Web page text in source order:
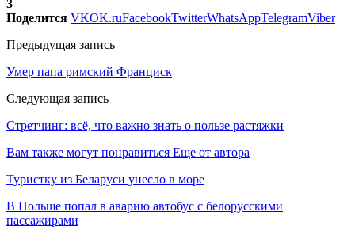
3
Поделится VKOK.ruFacebookTwitterWhatsAppTelegramViber
Предыдущая запись
Умер папа римский Франциск
Следующая запись
Стретчинг: всё, что важно знать о пользе растяжки
Вам также могут понравиться Еще от автора
Туристку из Беларуси унесло в море
В Польше попал в аварию автобус с белорусскими
пассажирами